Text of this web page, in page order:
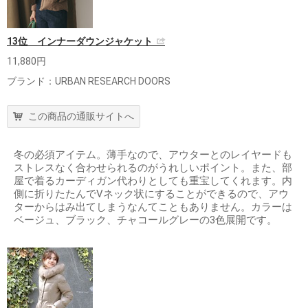
13位 インナーダウンジャケット
11,880円
ブランド：URBAN RESEARCH DOORS
この商品の通販サイトへ
冬の必須アイテム。薄手なので、アウターとのレイヤードも
ストレスなく合わせられるのがうれしいポイント。また、部
屋で着るカーディガン代わりとしても重宝してくれます。内
側に折りたたんでVネック状にすることができるので、アウ
ターからはみ出てしまうなんてこともありません。カラーは
ベージュ、ブラック、チャコールグレーの3色展開です。